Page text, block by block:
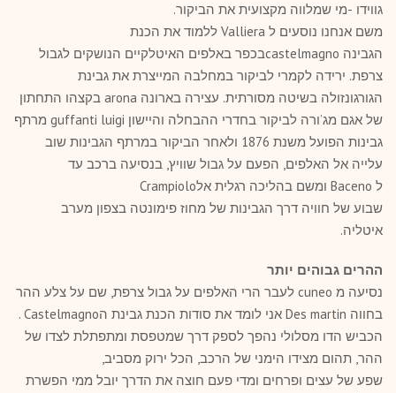
גווידו -מי שמלווה מקצועית את הביקור.
משם אנחנו נוסעים ל Valliera ללמוד את הכנת
הגבינה castelmagnoבכפר באלפים האיטלקיים הנושקים לגבול
צרפת. ירידה לקמרי לביקור במחלבה המייצרת את גבינת
הגורגונזולה בשיטה מסורתית. עצירה בארונה arona בקצהו התחתון
של אגם מג’ורה לביקור בחדרי ההבחלה והיישון guffanti luigi מרתף
גבינות הפועל משנת 1876 ולאחר הביקור במרתף הגבינות שוב
עלייה אל האלפים, הפעם על גבול שוויץ, בנסיעה ברכב עד
ל Baceno ומשם בהליכה רגלית אלCrampiolo
שבוע של חוויה דרך הגבינות של מחוז פימונטה בצפון מערב
איטליה.
ההרים גבוהים יותר
נסיעה מ cuneo לעבר הרי האלפים על גבול צרפת, שם על צלע ההר
בחווה Des martin אני לומד את סודות הכנת גבינת הCastelmagno .
הכביש הדו מסלולי נהפך לספק דרך שמטפסת ומתפתלת לצדו של
ההר, תהום מצידו הימני של הרכב, הכל ירוק מסביב,
שפע של עצים ופרחים ומדי פעם חוצה את הדרך יובל ממי הפשרת